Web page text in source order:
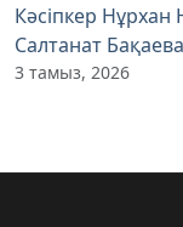
Кәсіпкер
Салтанат
3 тамыз, 2026